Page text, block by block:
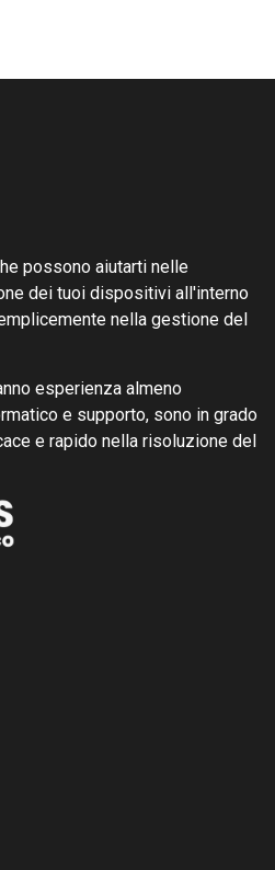
possono aiutarti nelle
dei tuoi dispositivi all'interno
nella gestione del
esperienza almeno
e supporto, sono in grado
e rapido nella risoluzione del